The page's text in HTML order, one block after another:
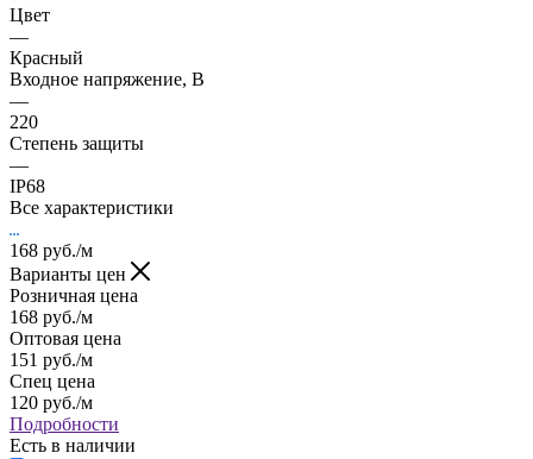
Цвет
—
Красный
Входное напряжение, В
—
220
Степень защиты
—
IP68
Все характеристики
168 руб./м
Варианты цен
Розничная цена
168 руб./м
Оптовая цена
151 руб./м
Спец цена
120 руб./м
Подробности
Есть в наличии